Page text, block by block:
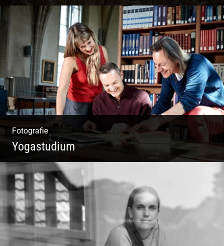
Yoga & Meditation
Fotografie
Yogastudium
Philosophie | Asana | Yogapraxis